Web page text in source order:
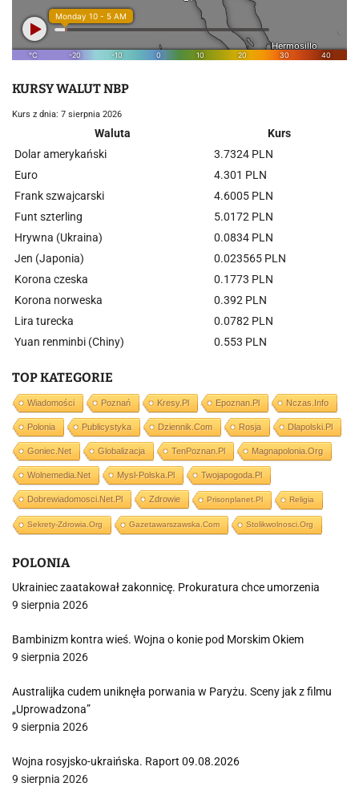
KURSY WALUT NBP
Kurs z dnia: 7 sierpnia 2026
Waluta
Kurs
Dolar amerykański
3.7324 PLN
Euro
4.301 PLN
Frank szwajcarski
4.6005 PLN
Funt szterling
5.0172 PLN
Hrywna (Ukraina)
0.0834 PLN
Jen (Japonia)
0.023565 PLN
Korona czeska
0.1773 PLN
Korona norweska
0.392 PLN
Lira turecka
0.0782 PLN
Yuan renminbi (Chiny)
0.553 PLN
TOP KATEGORIE
Wiadomości Poznań Kresy.pl Epoznan.pl Nczas.info
Polonia Publicystyka Dziennik.com Rosja Dlapolski.pl
Goniec.net Globalizacja TenPoznan.pl Magnapolonia.org
Wolnemedia.net Mysl-Polska.pl Twojapogoda.pl
Dobrewiadomosci.net.pl Zdrowie Prisonplanet.pl Religia
Sekrety-Zdrowia.org Gazetawarszawska.com Stolikwolnosci.org
POLONIA
Ukrainiec zaatakował zakonnicę. Prokuratura chce umorzenia
9 sierpnia 2026
Bambinizm kontra wieś. Wojna o konie pod Morskim Okiem
9 sierpnia 2026
Australijka cudem uniknęła porwania w Paryżu. Sceny jak z filmu
„Uprowadzona”
9 sierpnia 2026
Wojna rosyjsko-ukraińska. Raport 09.08.2026
9 sierpnia 2026